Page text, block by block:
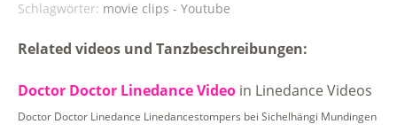
Schlagwörter: movie clips - Youtube
Related videos und Tanzbeschreibungen:
Doctor Doctor Linedance Video in Linedance Videos
Doctor Doctor Linedance Linedancestompers bei Sichelhängi Mundingen